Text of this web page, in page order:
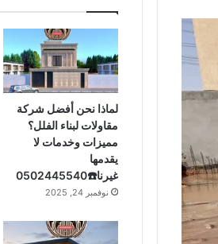
ب
ك
ت
ي
ر
ي
ت
لماذا نحن أفضل شركة
مقاولات لبناء الفلل؟
مميزات وخدمات لا
يقدمها
غيرنا☎️0502445540
نوفمبر 24, 2025